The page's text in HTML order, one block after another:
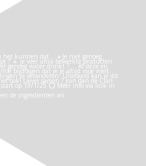
en de ingrediënten an